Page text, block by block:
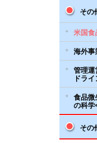
その
米国食
海外事
管理運
ドラ
食品
の科学
その